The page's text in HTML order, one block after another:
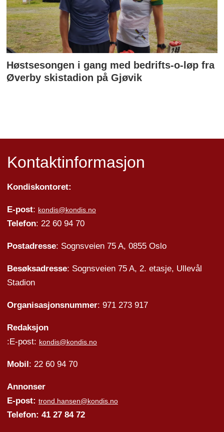
Høstsesongen i gang med bedrifts-o-løp fra
Øverby skistadion på Gjøvik
Kontaktinformasjon
Kondiskontoret:
E-post: kondis@kondis.no
Telefon: 22 60 94 70
Postadresse: Sognsveien 75 A, 0855 Oslo
Besøksadresse: Sognsveien 75 A, 2. etasje, Ullevål
Stadion
Organisasjonsnummer: 971 273 917
Redaksjon
:E-post: kondis@kondis.no
Mobil: 22 60 94 70
Annonser
E-post: trond.hansen@kondis.no
Telefon: 41 27 84 72